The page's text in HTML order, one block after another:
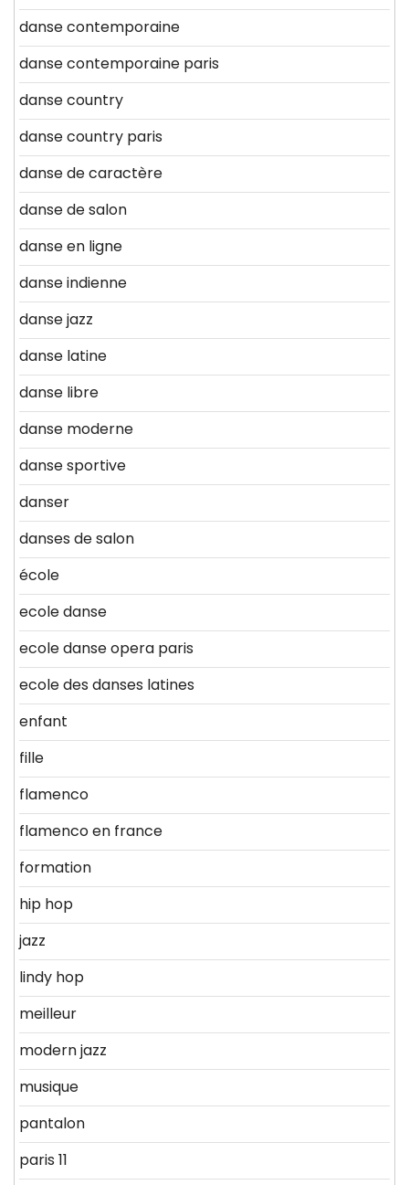
danse contemporaine
danse contemporaine paris
danse country
danse country paris
danse de caractère
danse de salon
danse en ligne
danse indienne
danse jazz
danse latine
danse libre
danse moderne
danse sportive
danser
danses de salon
école
ecole danse
ecole danse opera paris
ecole des danses latines
enfant
fille
flamenco
flamenco en france
formation
hip hop
jazz
lindy hop
meilleur
modern jazz
musique
pantalon
paris 11